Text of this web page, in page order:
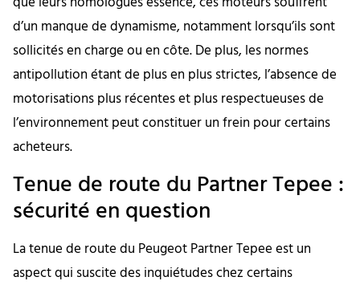
d’un manque de dynamisme, notamment lorsqu’ils sont
sollicités en charge ou en côte. De plus, les normes
antipollution étant de plus en plus strictes, l’absence de
motorisations plus récentes et plus respectueuses de
l’environnement peut constituer un frein pour certains
acheteurs.
Tenue de route du Partner Tepee :
sécurité en question
La tenue de route du Peugeot Partner Tepee est un
aspect qui suscite des inquiétudes chez certains